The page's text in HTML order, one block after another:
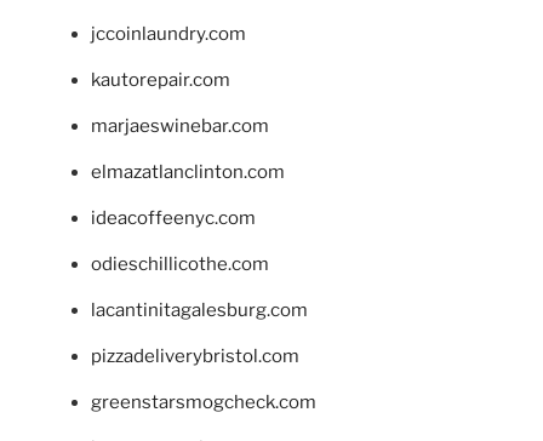
jccoinlaundry.com
kautorepair.com
marjaeswinebar.com
elmazatlanclinton.com
ideacoffeenyc.com
odieschillicothe.com
lacantinitagalesburg.com
pizzadeliverybristol.com
greenstarsmogcheck.com